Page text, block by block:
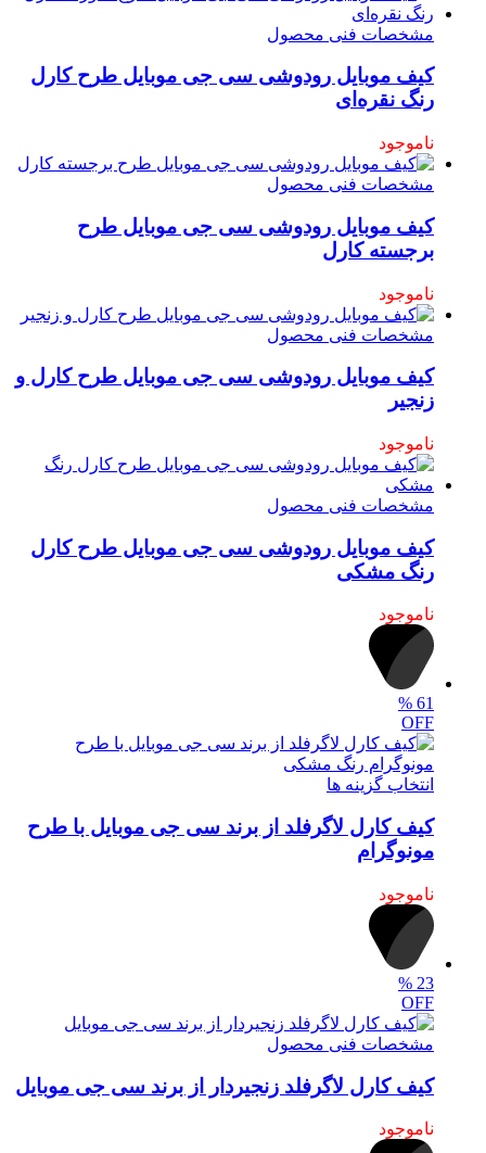
مشخصات فنی محصول
کیف موبایل رودوشی سی جی موبایل طرح کارل
رنگ نقره‌ای
ناموجود
مشخصات فنی محصول
کیف موبایل رودوشی سی جی موبایل طرح
برجسته کارل
ناموجود
مشخصات فنی محصول
کیف موبایل رودوشی سی جی موبایل طرح کارل و
زنجیر
ناموجود
مشخصات فنی محصول
کیف موبایل رودوشی سی جی موبایل طرح کارل
رنگ مشکی
ناموجود
61
%
OFF
انتخاب گزینه ها
کیف کارل لاگرفلد از برند سی جی موبایل با طرح
مونوگرام
ناموجود
23
%
OFF
مشخصات فنی محصول
کیف کارل لاگرفلد زنجیردار از برند سی جی موبایل
ناموجود